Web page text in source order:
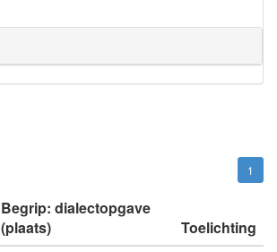
1
Begrip: dialectopgave
(plaats)
Toelichting